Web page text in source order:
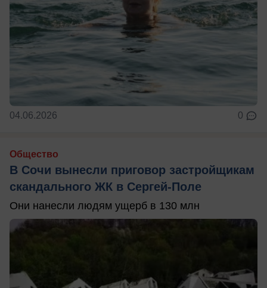
04.06.2026 0
Общество
В Сочи вынесли приговор застройщикам
скандального ЖК в Сергей-Поле
Они нанесли людям ущерб в 130 млн